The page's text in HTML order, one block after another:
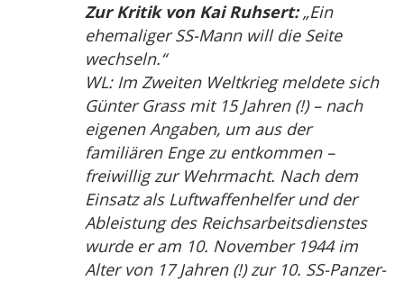
Zur Kritik von Kai Ruhsert:„Ein
ehemaliger SS-Mann will die Seite
wechseln.“
WL: Im Zweiten Weltkrieg meldete sich
Günter Grass mit 15 Jahren (!) – nach
eigenen Angaben, um aus der
familiären Enge zu entkommen –
freiwillig zur Wehrmacht. Nach dem
Einsatz als Luftwaffenhelfer und der
Ableistung des Reichsarbeitsdienstes
wurde er am 10. November 1944 im
Alter von 17 Jahren (!) zur 10. SS-Panzer-